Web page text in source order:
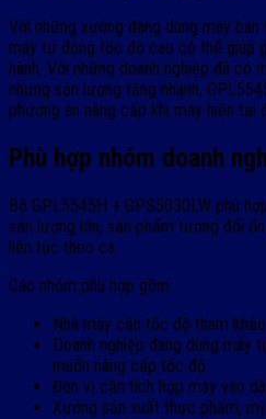
Với những xưởng đang dùng máy
máy tự động tốc độ cao có thể giúp
hành. Với những doanh nghiệp đã có
nhưng sản lượng tăng nhanh,
phương án nâng cấp khi máy hiện tại
Phù hợp nhóm doanh
Bộ GPL5545H + GPS5030LW phù
sản lượng lớn, sản phẩm tương đối
liên tục theo ca.
Các nhóm phù hợp gồm:
Nhà máy cần tốc độ tham
Doanh nghiệp đang dùng máy
muốn nâng cấp tốc độ.
Đơn vị cần tích hợp máy vào
Xưởng sản xuất thực phẩm,